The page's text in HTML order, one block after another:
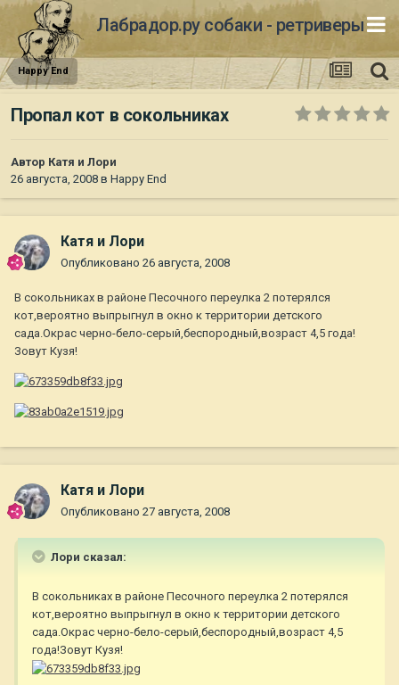
Лабрадор.ру собаки - ретриверы
Happy End
Пропал кот в сокольниках
Автор Катя и Лори
26 августа, 2008 в Happy End
Катя и Лори
Опубликовано 26 августа, 2008
В сокольниках в районе Песочного переулка 2 потерялся
кот,вероятно выпрыгнул в окно к территории детского
сада.Окрас черно-бело-серый,беспородный,возраст 4,5 года!
Зовут Кузя!
Катя и Лори
Опубликовано 27 августа, 2008
Лори сказал:
В сокольниках в районе Песочного переулка 2 потерялся
кот,вероятно выпрыгнул в окно к территории детского
сада.Окрас черно-бело-серый,беспородный,возраст 4,5
года!Зовут Кузя!